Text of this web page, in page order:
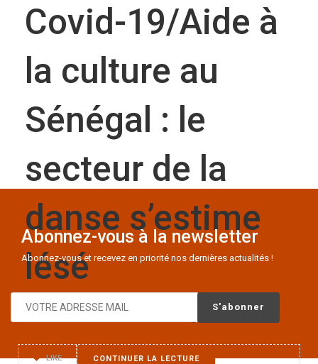
Covid-19/Aide à
la culture au
Sénégal : le
secteur de la
danse s’estime
lésé
LIKE CONTINUER LA LECTURE
Abonnez-vous à la newsletter
Abonnez-vous et recevez en priorité nos dernières actualités !